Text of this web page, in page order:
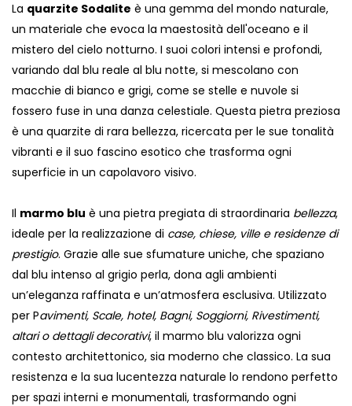
La quarzite Sodalite è una gemma del mondo naturale,
un materiale che evoca la maestosità dell'oceano e il
mistero del cielo notturno. I suoi colori intensi e profondi,
variando dal blu reale al blu notte, si mescolano con
macchie di bianco e grigi, come se stelle e nuvole si
fossero fuse in una danza celestiale. Questa pietra preziosa
è una quarzite di rara bellezza, ricercata per le sue tonalità
vibranti e il suo fascino esotico che trasforma ogni
superficie in un capolavoro visivo.
Il marmo blu è una pietra pregiata di straordinaria bellezza,
ideale per la realizzazione di case, chiese, ville e residenze di
prestigio. Grazie alle sue sfumature uniche, che spaziano
dal blu intenso al grigio perla, dona agli ambienti
un’eleganza raffinata e un’atmosfera esclusiva. Utilizzato
per Pavimenti, Scale, hotel, Bagni, Soggiorni, Rivestimenti,
altari o dettagli decorativi, il marmo blu valorizza ogni
contesto architettonico, sia moderno che classico. La sua
resistenza e la sua lucentezza naturale lo rendono perfetto
per spazi interni e monumentali, trasformando ogni